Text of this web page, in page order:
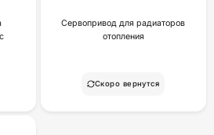
Сервопривод для радиаторов
отопления
Скоро вернутся